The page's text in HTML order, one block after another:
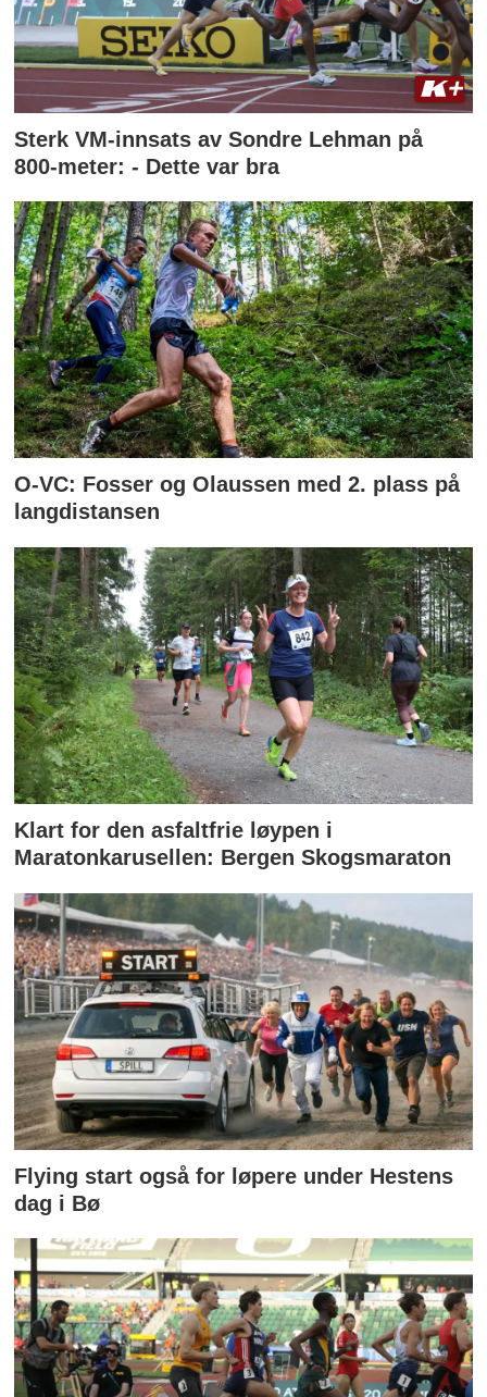
Sterk VM-innsats av Sondre Lehman på
800-meter: - Dette var bra
O-VC: Fosser og Olaussen med 2. plass på
langdistansen
Klart for den asfaltfrie løypen i
Maratonkarusellen: Bergen Skogsmaraton
Flying start også for løpere under Hestens
dag i Bø